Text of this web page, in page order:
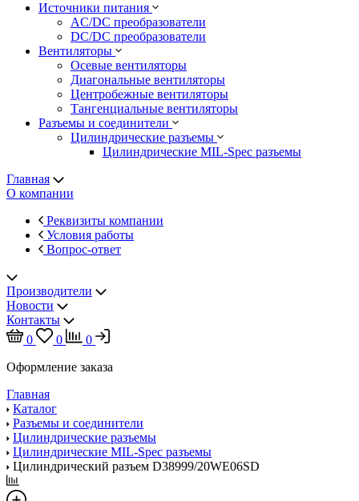
Источники питания
AC/DC преобразователи
DC/DC преобразователи
Вентиляторы
Осевые вентиляторы
Диагональные вентиляторы
Центробежные вентиляторы
Тангенциальные вентиляторы
Разъемы и соединители
Цилиндрические разъемы
Цилиндрические MIL-Spec разъемы
Главная
О компании
Реквизиты компании
Условия работы
Вопрос-ответ
Производители
Новости
Контакты
0
0
0
Оформление заказа
Главная
Каталог
Разъемы и соединители
Цилиндрические разъемы
Цилиндрические MIL-Spec разъемы
Цилиндрический разъем D38999/20WE06SD